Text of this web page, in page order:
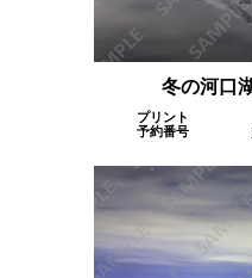
冬の河口
プリント
予約番号